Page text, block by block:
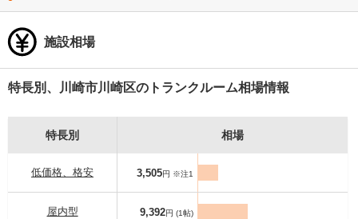
施設相場
特長別、川崎市川崎区のトランクルーム相場情報
特長別 相場
低価格、格安 3,505円 ※注1
屋内型 9,392円 (1帖)